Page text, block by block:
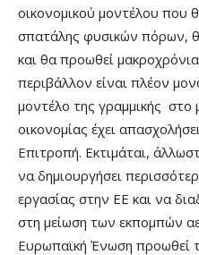
οικονομικού μοντέλου που
σπατάλης φυσικών πόρων,
και θα προωθεί
περιβάλλον είναι πλέον
μοντέλο της γραμμικής στο
οικονομίας έχει
Επιτροπή. Εκτιμάται,
να δημιουργήσει
εργασίας στην ΕΕ και να
στη μείωση των εκπομπών
Ευρωπαϊκή Ένωση προωθεί